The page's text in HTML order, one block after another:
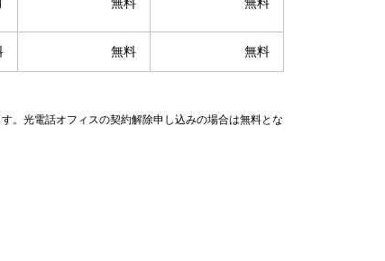
無料 無料
。光電話オフィスの契約解除申し込みの場合は無料とな